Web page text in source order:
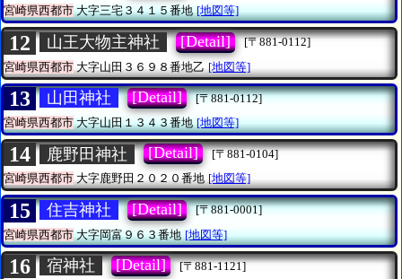
宮崎県西都市大字三宅３４１５番地 [地図等]
12 山王大物主神社 [Detail]
[〒881-0112]
宮崎県西都市 大字山田３６９８番地乙 [地図等]
13 山田神社 [Detail]
[〒881-0112]
宮崎県西都市大字山田１３４３番地 [地図等]
14 鹿野田神社 [Detail]
[〒881-0104]
宮崎県西都市大字鹿野田２０２０番地 [地図等]
15 住吉神社 [Detail]
[〒881-0001]
宮崎県西都市大字岡富９６３番地 [地図等]
16 宿神社 [Detail]
[〒881-1121]